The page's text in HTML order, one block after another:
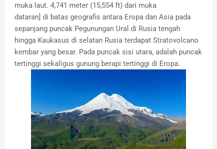
muka laut. 4,741 meter (15,554 ft) dari muka
dataran] di batas geografis antara Eropa dan Asia pada
sepanjang puncak Pegunungan Ural di Rusia tengah
hingga Kaukasus di selatan Rusia terdapat Stratovolcano
kembar yang besar. Pada puncak sisi utara, adalah puncak
tertinggi sekaligus gunung berapi tertinggi di Eropa.